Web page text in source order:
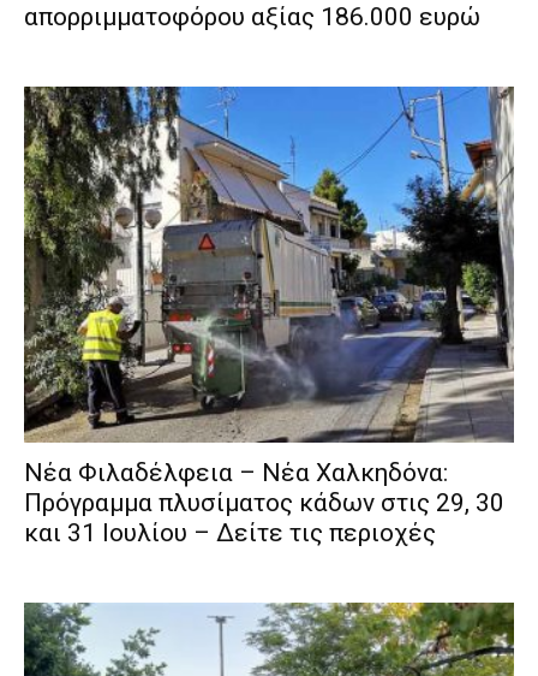
απορριμματοφόρου αξίας 186.000 ευρώ
Νέα Φιλαδέλφεια – Νέα Χαλκηδόνα:
Πρόγραμμα πλυσίματος κάδων στις 29, 30
και 31 Ιουλίου – Δείτε τις περιοχές